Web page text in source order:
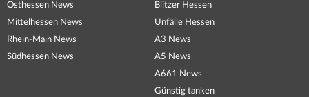
Osthessen News
Mittelhessen News
Rhein-Main News
Südhessen News
Blitzer Hessen
Unfälle Hessen
A3 News
A5 News
A661 News
Günstig tanken